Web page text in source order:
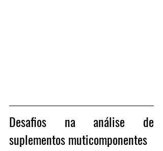
Desafios na análise de
suplementos muticomponentes